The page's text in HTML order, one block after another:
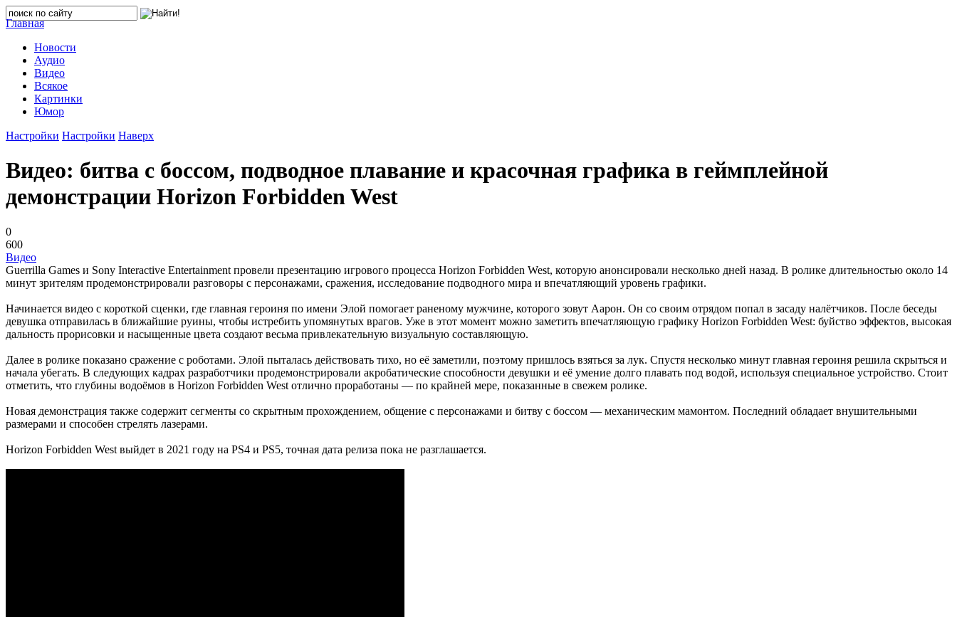
Главная
Новости
Аудио
Видео
Всякое
Картинки
Юмор
Настройки Настройки Наверх
Видео: битва с боссом, подводное плавание и красочная графика в геймплейной
демонстрации Horizon Forbidden West
0
600
Видео
Guerrilla Games и Sony Interactive Entertainment провели презентацию игрового процесса Horizon Forbidden West, которую анонсировали несколько дней назад. В ролике длительностью около 14
минут зрителям продемонстрировали разговоры с персонажами, сражения, исследование подводного мира и впечатляющий уровень графики.
Начинается видео с короткой сценки, где главная героиня по имени Элой помогает раненому мужчине, которого зовут Аарон. Он со своим отрядом попал в засаду налётчиков. После беседы
девушка отправилась в ближайшие руины, чтобы истребить упомянутых врагов. Уже в этот момент можно заметить впечатляющую графику Horizon Forbidden West: буйство эффектов, высокая
дальность прорисовки и насыщенные цвета создают весьма привлекательную визуальную составляющую.
Далее в ролике показано сражение с роботами. Элой пыталась действовать тихо, но её заметили, поэтому пришлось взяться за лук. Спустя несколько минут главная героиня решила скрыться и
начала убегать. В следующих кадрах разработчики продемонстрировали акробатические способности девушки и её умение долго плавать под водой, используя специальное устройство. Стоит
отметить, что глубины водоёмов в Horizon Forbidden West отлично проработаны — по крайней мере, показанные в свежем ролике.
Новая демонстрация также содержит сегменты со скрытным прохождением, общение с персонажами и битву с боссом — механическим мамонтом. Последний обладает внушительными
размерами и способен стрелять лазерами.
Horizon Forbidden West выйдет в 2021 году на PS4 и PS5, точная дата релиза пока не разглашается.